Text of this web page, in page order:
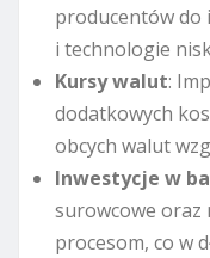
producentów do
i technologie
Kursy walut:
dodatkowych
obcych walut
Inwestycje w
surowcowe oraz
procesom, co w